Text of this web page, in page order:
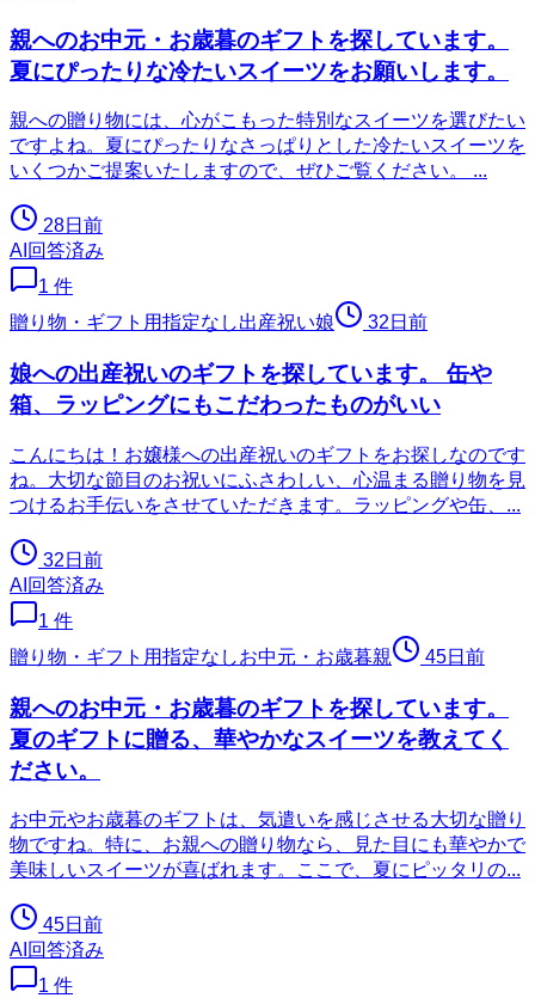
親へのお中元・お歳暮のギフトを探しています。
夏にぴったりな冷たいスイーツをお願いします。
親への贈り物には、心がこもった特別なスイーツを選びたい
ですよね。夏にぴったりなさっぱりとした冷たいスイーツを
いくつかご提案いたしますので、ぜひご覧ください。 ...
28日前
AI回答済み
1 件
贈り物・ギフト用指定なし出産祝い娘 32日前
娘への出産祝いのギフトを探しています。 缶や
箱、ラッピングにもこだわったものがいい
こんにちは！お嬢様への出産祝いのギフトをお探しなのです
ね。大切な節目のお祝いにふさわしい、心温まる贈り物を見
つけるお手伝いをさせていただきます。ラッピングや缶、...
32日前
AI回答済み
1 件
贈り物・ギフト用指定なしお中元・お歳暮親 45日前
親へのお中元・お歳暮のギフトを探しています。
夏のギフトに贈る、華やかなスイーツを教えてく
ださい。
お中元やお歳暮のギフトは、気遣いを感じさせる大切な贈り
物ですね。特に、お親への贈り物なら、見た目にも華やかで
美味しいスイーツが喜ばれます。ここで、夏にピッタリの...
45日前
AI回答済み
1 件